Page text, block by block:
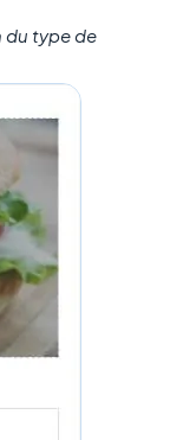
type de